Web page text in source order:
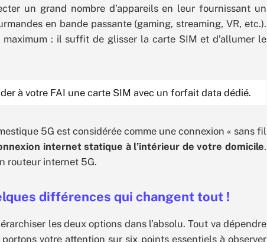
un grand nombre d’appareils en leur fournissant un
en bande passante (gaming, streaming, VR, etc.).
: il suffit de glisser la carte SIM et d’allumer le
à votre FAI une carte SIM avec un forfait data dédié.
5G est considérée comme une connexion « sans fil
internet statique à l’intérieur de votre domicile.
routeur internet 5G.
différences qui changent tout !
les deux options dans l’absolu. Tout va dépendre
votre attention sur six points essentiels à observer